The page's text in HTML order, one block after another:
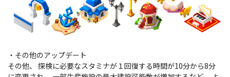
・その他のアップデート
その他、 探検に必要なスタミナが１回復する時間が10分から8分